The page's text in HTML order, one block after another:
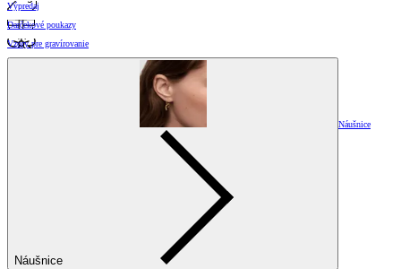
Výpredaj
Darčekové poukazy
Vzory pre gravírovanie
Náušnice
Náušnice